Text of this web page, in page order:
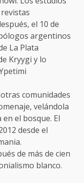
el 10 de
argentinos
La Plata
Kryygi y lo
comunidades
velándola
el bosque. El
desde el
de más de cien
blanco.